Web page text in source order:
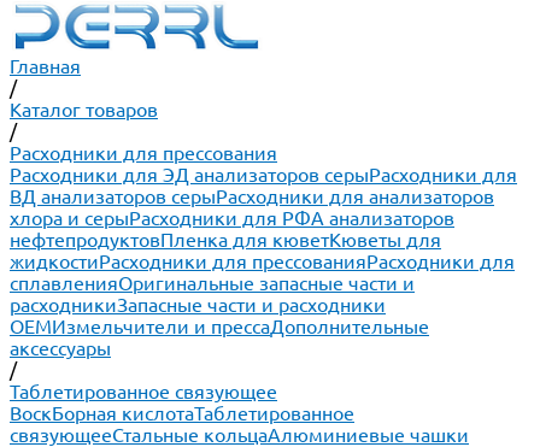
Главная
/
Каталог товаров
/
Расходники для прессования
Расходники для ЭД анализаторов серыРасходники для
ВД анализаторов серыРасходники для анализаторов
хлора и серыРасходники для РФА анализаторов
нефтепродуктовПленка для кюветКюветы для
жидкостиРасходники для прессованияРасходники для
сплавленияОригинальные запасные части и
расходникиЗапасные части и расходники
ОЕМИзмельчители и прессаДополнительные
аксессуары
/
Таблетированное связующее
ВоскБорная кислотаТаблетированное
связующееСтальные кольцаАлюминиевые чашки